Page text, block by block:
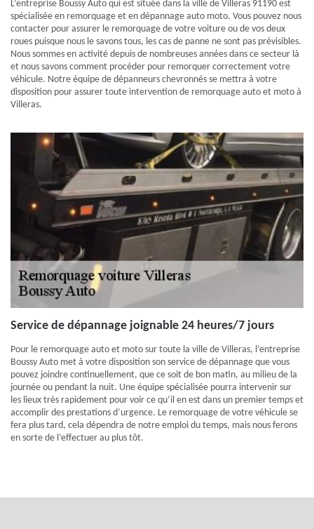
L’entreprise Boussy Auto qui est située dans la ville de Villeras 91190 est
spécialisée en remorquage et en dépannage auto moto. Vous pouvez nous
contacter pour assurer le remorquage de votre voiture ou de vos deux
roues puisque nous le savons tous, les cas de panne ne sont pas prévisibles.
Nous sommes en activité depuis de nombreuses années dans ce secteur là
et nous savons comment procéder pour remorquer correctement votre
véhicule. Notre équipe de dépanneurs chevronnés se mettra à votre
disposition pour assurer toute intervention de remorquage auto et moto à
Villeras.
Service de dépannage joignable 24 heures/7 jours
Pour le remorquage auto et moto sur toute la ville de Villeras, l’entreprise
Boussy Auto met à votre disposition son service de dépannage que vous
pouvez joindre continuellement, que ce soit de bon matin, au milieu de la
journée ou pendant la nuit. Une équipe spécialisée pourra intervenir sur
les lieux très rapidement pour voir ce qu’il en est dans un premier temps et
accomplir des prestations d’urgence. Le remorquage de votre véhicule se
fera plus tard, cela dépendra de notre emploi du temps, mais nous ferons
en sorte de l’effectuer au plus tôt.